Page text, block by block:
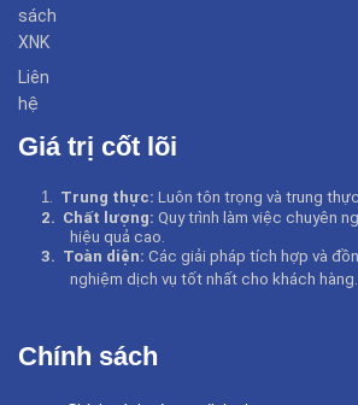
sách
XNK
Liên
hệ
Giá trị cốt lõi
1 Trung thực: Luôn tôn trọng và trung
2. Chất lượng: Quy trình làm việc chuyên
hiệu quả cao.
3. Toàn diện: Các giải pháp tích hợp và
nghiệm dịch vụ tốt nhất cho khách hàng
Chính sách